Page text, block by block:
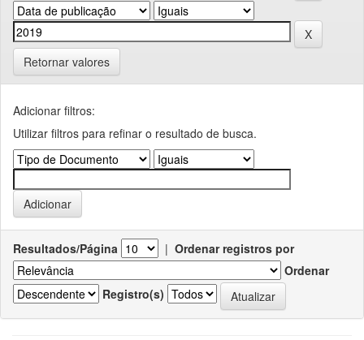
Retornar valores
Adicionar filtros:
Utilizar filtros para refinar o resultado de busca.
Resultados/Página | Ordenar registros por
Ordenar
Registro(s)